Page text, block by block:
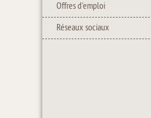
Offres d'emploi
Réseaux sociaux